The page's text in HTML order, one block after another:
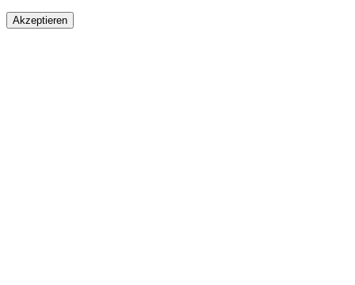
Akzeptieren